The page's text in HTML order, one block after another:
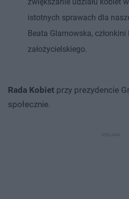
istotnych sprawach dla
Beata Glamowska,
założycielskiego.
Rada Kobiet przy prezydencie
społecznie.